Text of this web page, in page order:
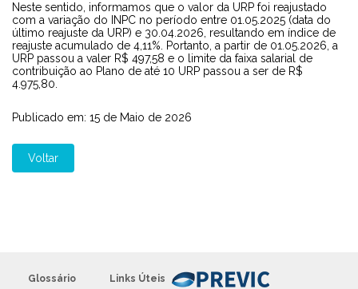
Neste sentido, informamos que o valor da URP foi reajustado
com a variação do INPC no período entre 01.05.2025 (data do
último reajuste da URP) e 30.04.2026, resultando em índice de
reajuste acumulado de 4,11%. Portanto, a partir de 01.05.2026, a
URP passou a valer R$ 497,58 e o limite da faixa salarial de
contribuição ao Plano de até 10 URP passou a ser de R$
4.975,80.
Publicado em: 15 de Maio de 2026
Voltar
Glossário Links Úteis